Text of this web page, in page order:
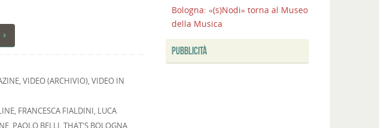
,VIDEO (ARCHIVIO),VIDEO IN
, FRANCESCA FIALDINI, LUCA
, PAOLO BELLI,THAT'S BOLOGNA
Bologna:
nuova
Bologna: «(s)Nodi» torna al Museo
della Musica
PUBBLICITÀ